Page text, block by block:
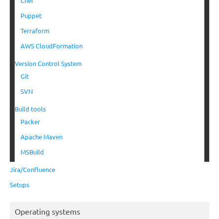
Puppet
Terraform
AWS CloudFormation
Version Control System
Git
SVN
Build tools
Packer
Apache Maven
MSBuild
Jira/Confluence
Setups
Operating systems